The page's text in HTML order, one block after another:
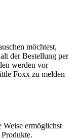
möchtest,
der Bestellung per
werden vor
Foxx zu melden
Weise ermöglichst